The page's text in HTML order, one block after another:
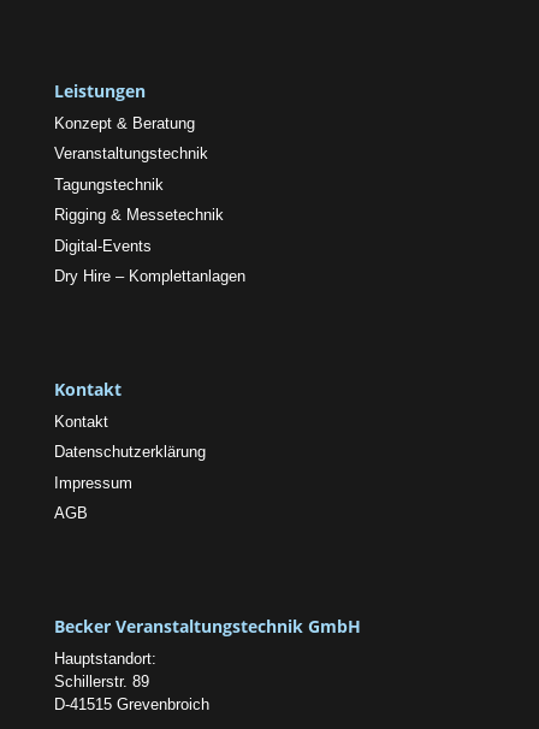
Leistungen
Konzept & Beratung
Veranstaltungstechnik
Tagungstechnik
Rigging & Messetechnik
Digital-Events
Dry Hire – Komplettanlagen
Kontakt
Kontakt
Datenschutzerklärung
Impressum
AGB
Becker Veranstaltungstechnik GmbH
Hauptstandort:
Schillerstr. 89
D-41515 Grevenbroich